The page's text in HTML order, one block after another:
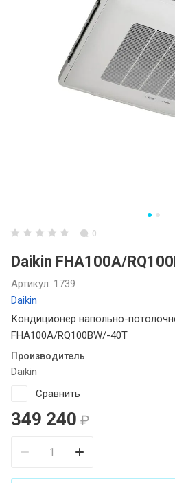
0
Daikin FHA100A/
Артикул: 1739
Daikin
Кондиционер напольно-
FHA100A/RQ100BW/-40T
Производитель
Daikin
Сравнить
349 240 ₽